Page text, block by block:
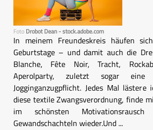
Foto Drobot Dean - stock.adobe.com
In meinem Freundeskreis häufen
Geburtstage – und damit auch die
Blanche, Fête Noir, Tracht,
Aperolparty, zuletzt sogar
Jogginganzugpflicht. Jedes Mal
diese textile Zwangsverordnung, finde
im schönsten
Gewandschachteln wieder.Und ...